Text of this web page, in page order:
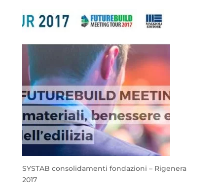
SYSTAB consolidamenti fondazioni – Rigenera
2017